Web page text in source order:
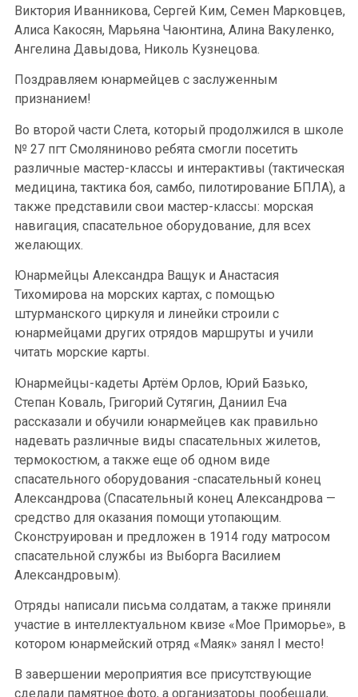
Виктория Иванникова, Сергей Ким, Семен Марковцев,
Алиса Какосян, Марьяна Чаюнтина, Алина Вакуленко,
Ангелина Давыдова, Николь Кузнецова.
Поздравляем юнармейцев с заслуженным
признанием!
Во второй части Слета, который продолжился в школе
№ 27 пгт Смоляниново ребята смогли посетить
различные мастер-классы и интерактивы (тактическая
медицина, тактика боя, самбо, пилотирование БПЛА), а
также представили свои мастер-классы: морская
навигация, спасательное оборудование, для всех
желающих.
Юнармейцы Александра Ващук и Анастасия
Тихомирова на морских картах, с помощью
штурманского циркуля и линейки строили с
юнармейцами других отрядов маршруты и учили
читать морские карты.
Юнармейцы-кадеты Артём Орлов, Юрий Базько,
Степан Коваль, Григорий Сутягин, Даниил Еча
рассказали и обучили юнармейцев как правильно
надевать различные виды спасательных жилетов,
термокостюм, а также еще об одном виде
спасательного оборудования -спасательный конец
Александрова (Спасательный конец Александрова —
средство для оказания помощи утопающим.
Сконструирован и предложен в 1914 году матросом
спасательной службы из Выборга Василием
Александровым).
Отряды написали письма солдатам, а также приняли
участие в интеллектуальном квизе «Мое Приморье», в
котором юнармейский отряд «Маяк» занял I место!
В завершении мероприятия все присутствующие
сделали памятное фото, а организаторы пообещали,